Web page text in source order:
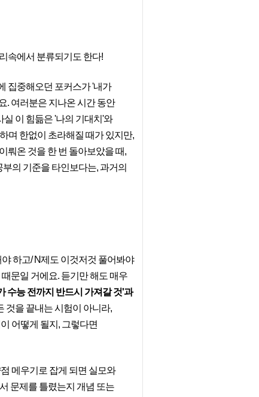
속에서 분류되기도 한다!
집중해오던 포커스가 '내가
. 여러분은 지나온 시간 동안
이 힘듦은 '나의 기대치'와
며 한없이 초라해질 때가 있지만,
뤄온 것을 한 번 돌아보았을 때,
의 기준을 타인보다는, 과거의
하고/ N제도 이것저것 풀어봐야
문일 거에요. 듣기만 해도 매우
수능 전까지 반드시 가져갈 것'과
것을 끝내는 시험이 아니라,
어떻게 될지, 그렇다면
메우기로 잡게 되면 실모와
문제를 틀렸는지 개념 또는